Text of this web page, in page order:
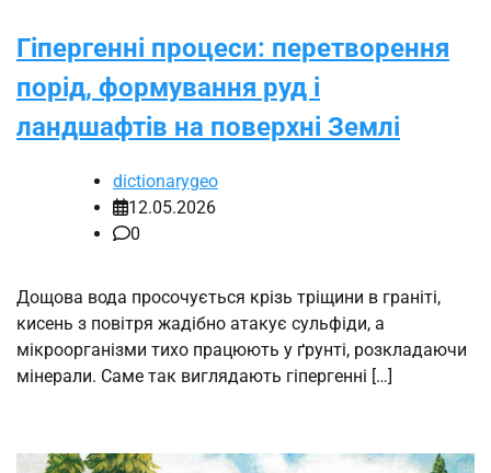
Гіпергенні процеси: перетворення
порід, формування руд і
ландшафтів на поверхні Землі
dictionarygeo
12.05.2026
0
Дощова вода просочується крізь тріщини в граніті,
кисень з повітря жадібно атакує сульфіди, а
мікроорганізми тихо працюють у ґрунті, розкладаючи
мінерали. Саме так виглядають гіпергенні […]